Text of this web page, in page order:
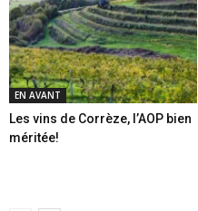
EN AVANT
Les vins de Corrèze, l’AOP bien
méritée!